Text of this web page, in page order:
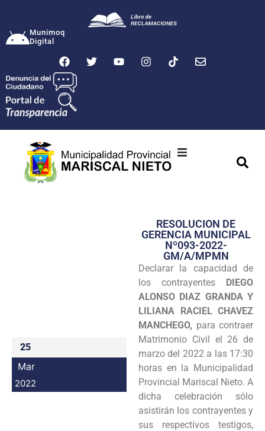
Munimoq
Digital
Transparencia
Seguridad
Programas
Intranet
25
Mar
2022
RESOLUCION DE
GERENCIA MUNICIPAL
Nº093-2022-
GM/A/MPMN
Declarar la capacidad de
los contrayentes DIEGO
ALONSO DIAZ GRANDA Y
LILIANA RACIEL CHAVEZ
MANCHEGO, para contraer
Matrimonio Civil el 26 de
marzo del 2022 a las 17:30
horas en la Municipalidad
Provincial Mariscal Nieto. A
dicha celebración sólo
asistirán los contrayentes y
sus respectivos testigos,